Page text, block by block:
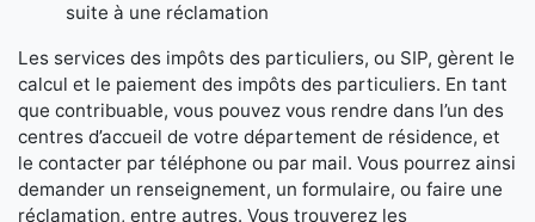
suite à une réclamation
Les services des impôts des particuliers, ou SIP, gèrent le
calcul et le paiement des impôts des particuliers. En tant
que contribuable, vous pouvez vous rendre dans l’un des
centres d’accueil de votre département de résidence, et
le contacter par téléphone ou par mail. Vous pourrez ainsi
demander un renseignement, un formulaire, ou faire une
réclamation, entre autres. Vous trouverez les